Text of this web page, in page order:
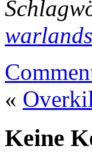
warlands
«
Keine